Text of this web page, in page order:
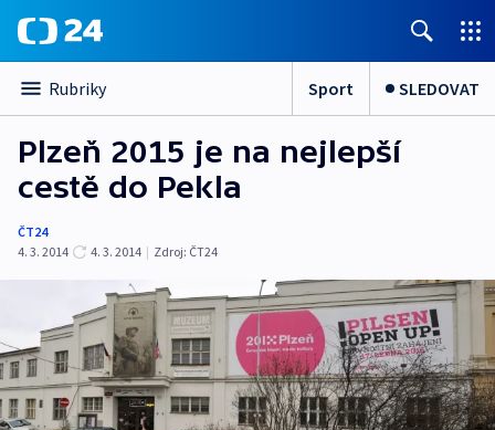
Rubriky Sport SLEDOVAT
Plzeň 2015 je na nejlepší
cestě do Pekla
ČT24
4. 3. 2014
4. 3. 2014 | Zdroj: ČT24